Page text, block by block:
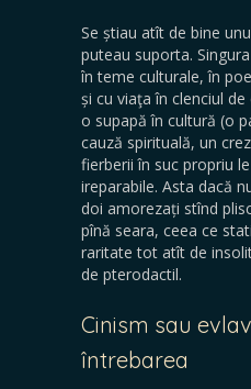
Se știau atît de bine
puteau suporta.
în teme culturale, în
și cu viaţa în clenciul
o supapă în cultură (o
cauză spirituală, un
fierberii în suc propriu
ireparabile. Asta dacă
doi amorezați stînd
pînă seara, ceea ce
raritate tot atît de
de pterodactil.
Cinism sau
întrebarea